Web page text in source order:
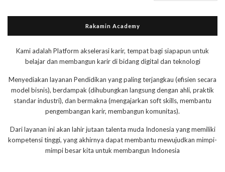
Rakamin Academy
Kami adalah Platform akselerasi karir, tempat bagi siapapun untuk
belajar dan membangun karir di bidang digital dan teknologi
Menyediakan layanan Pendidikan yang paling terjangkau (efisien secara
model bisnis), berdampak (dihubungkan langsung dengan ahli, praktik
standar industri), dan bermakna (mengajarkan soft skills, membantu
pengembangan karir, membangun komunitas).
Dari layanan ini akan lahir jutaan talenta muda Indonesia yang memiliki
kompetensi tinggi, yang akhirnya dapat membantu mewujudkan mimpi-
mimpi besar kita untuk membangun Indonesia